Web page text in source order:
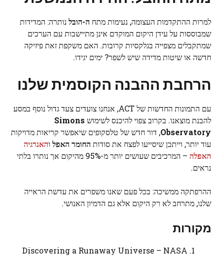
למרות ההתקדמות העצומה, נעימות מתח ה-הובלנותרה: המדידות
שמבוססות על עידן היקום המוקדם אינן מתיישבות עם הערכים
שמתקבלים מצפייה בגלקסיות קרובות. האם משקפת זאת פיזיקה
חדשה או שיטות מדידה שיש לשפר? ימים יגידו.
הרחבת ההבנה הקוסמית שלנו
עם התמונות החדשות של ACT, אנחנו צועדים צעד גדול נוסף במסע
להבנת מוצאנו. בקרוב צפוי להיכנס לשימוש Simons
Observatory, דור חדש של טלסקופים שיאפשר קריאות מדויקות
עוד יותר, וייתכן שיסייעו לפצח את סודות החומר האפל והאנרגיה
האפלה
– המרכיבים שעושים יותר מ-95% מהיקום אך נותרו בלתי
נראים.
ההרפתקה ממשיכה: בכל פעם שאנו משפרים את עדשת הראייה
שלנו, מתרחב לא רק היקום אלא גם הדמיון האנושי.
מקורות
Discovering a Runaway Universe – NASA